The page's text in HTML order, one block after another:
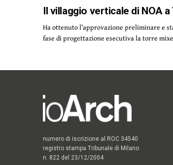
Il villaggio verticale di NOA a
Ha ottenuto l’approvazione preliminare e
fase di progettazione esecutiva la torre
numero di iscrizione al ROC 34540
registro stampa Tribunale di Milano
n. 822 del 23/12/2004